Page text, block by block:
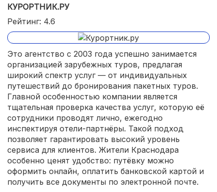
КУРОРТНИК.РУ
Рейтинг: 4.6
Это агентство с 2003 года успешно занимается
организацией зарубежных туров, предлагая
широкий спектр услуг — от индивидуальных
путешествий до бронирования пакетных туров.
Главной особенностью компании является
тщательная проверка качества услуг, которую её
сотрудники проводят лично, ежегодно
инспектируя отели-партнёры. Такой подход
позволяет гарантировать высокий уровень
сервиса для клиентов. Жители Краснодара
особенно ценят удобство: путёвку можно
оформить онлайн, оплатить банковской картой и
получить все документы по электронной почте.